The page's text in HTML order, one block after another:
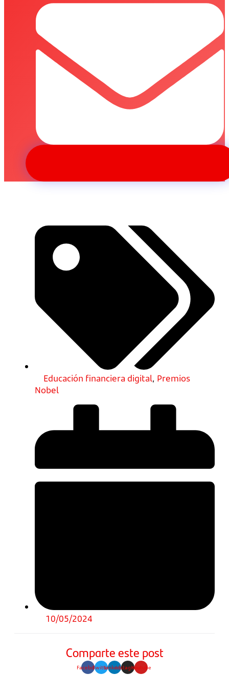
Educación financiera digital, Premios
Nobel
10/05/2024
Comparte este post
FacebookTwitterLinkedinInstagramYoutube